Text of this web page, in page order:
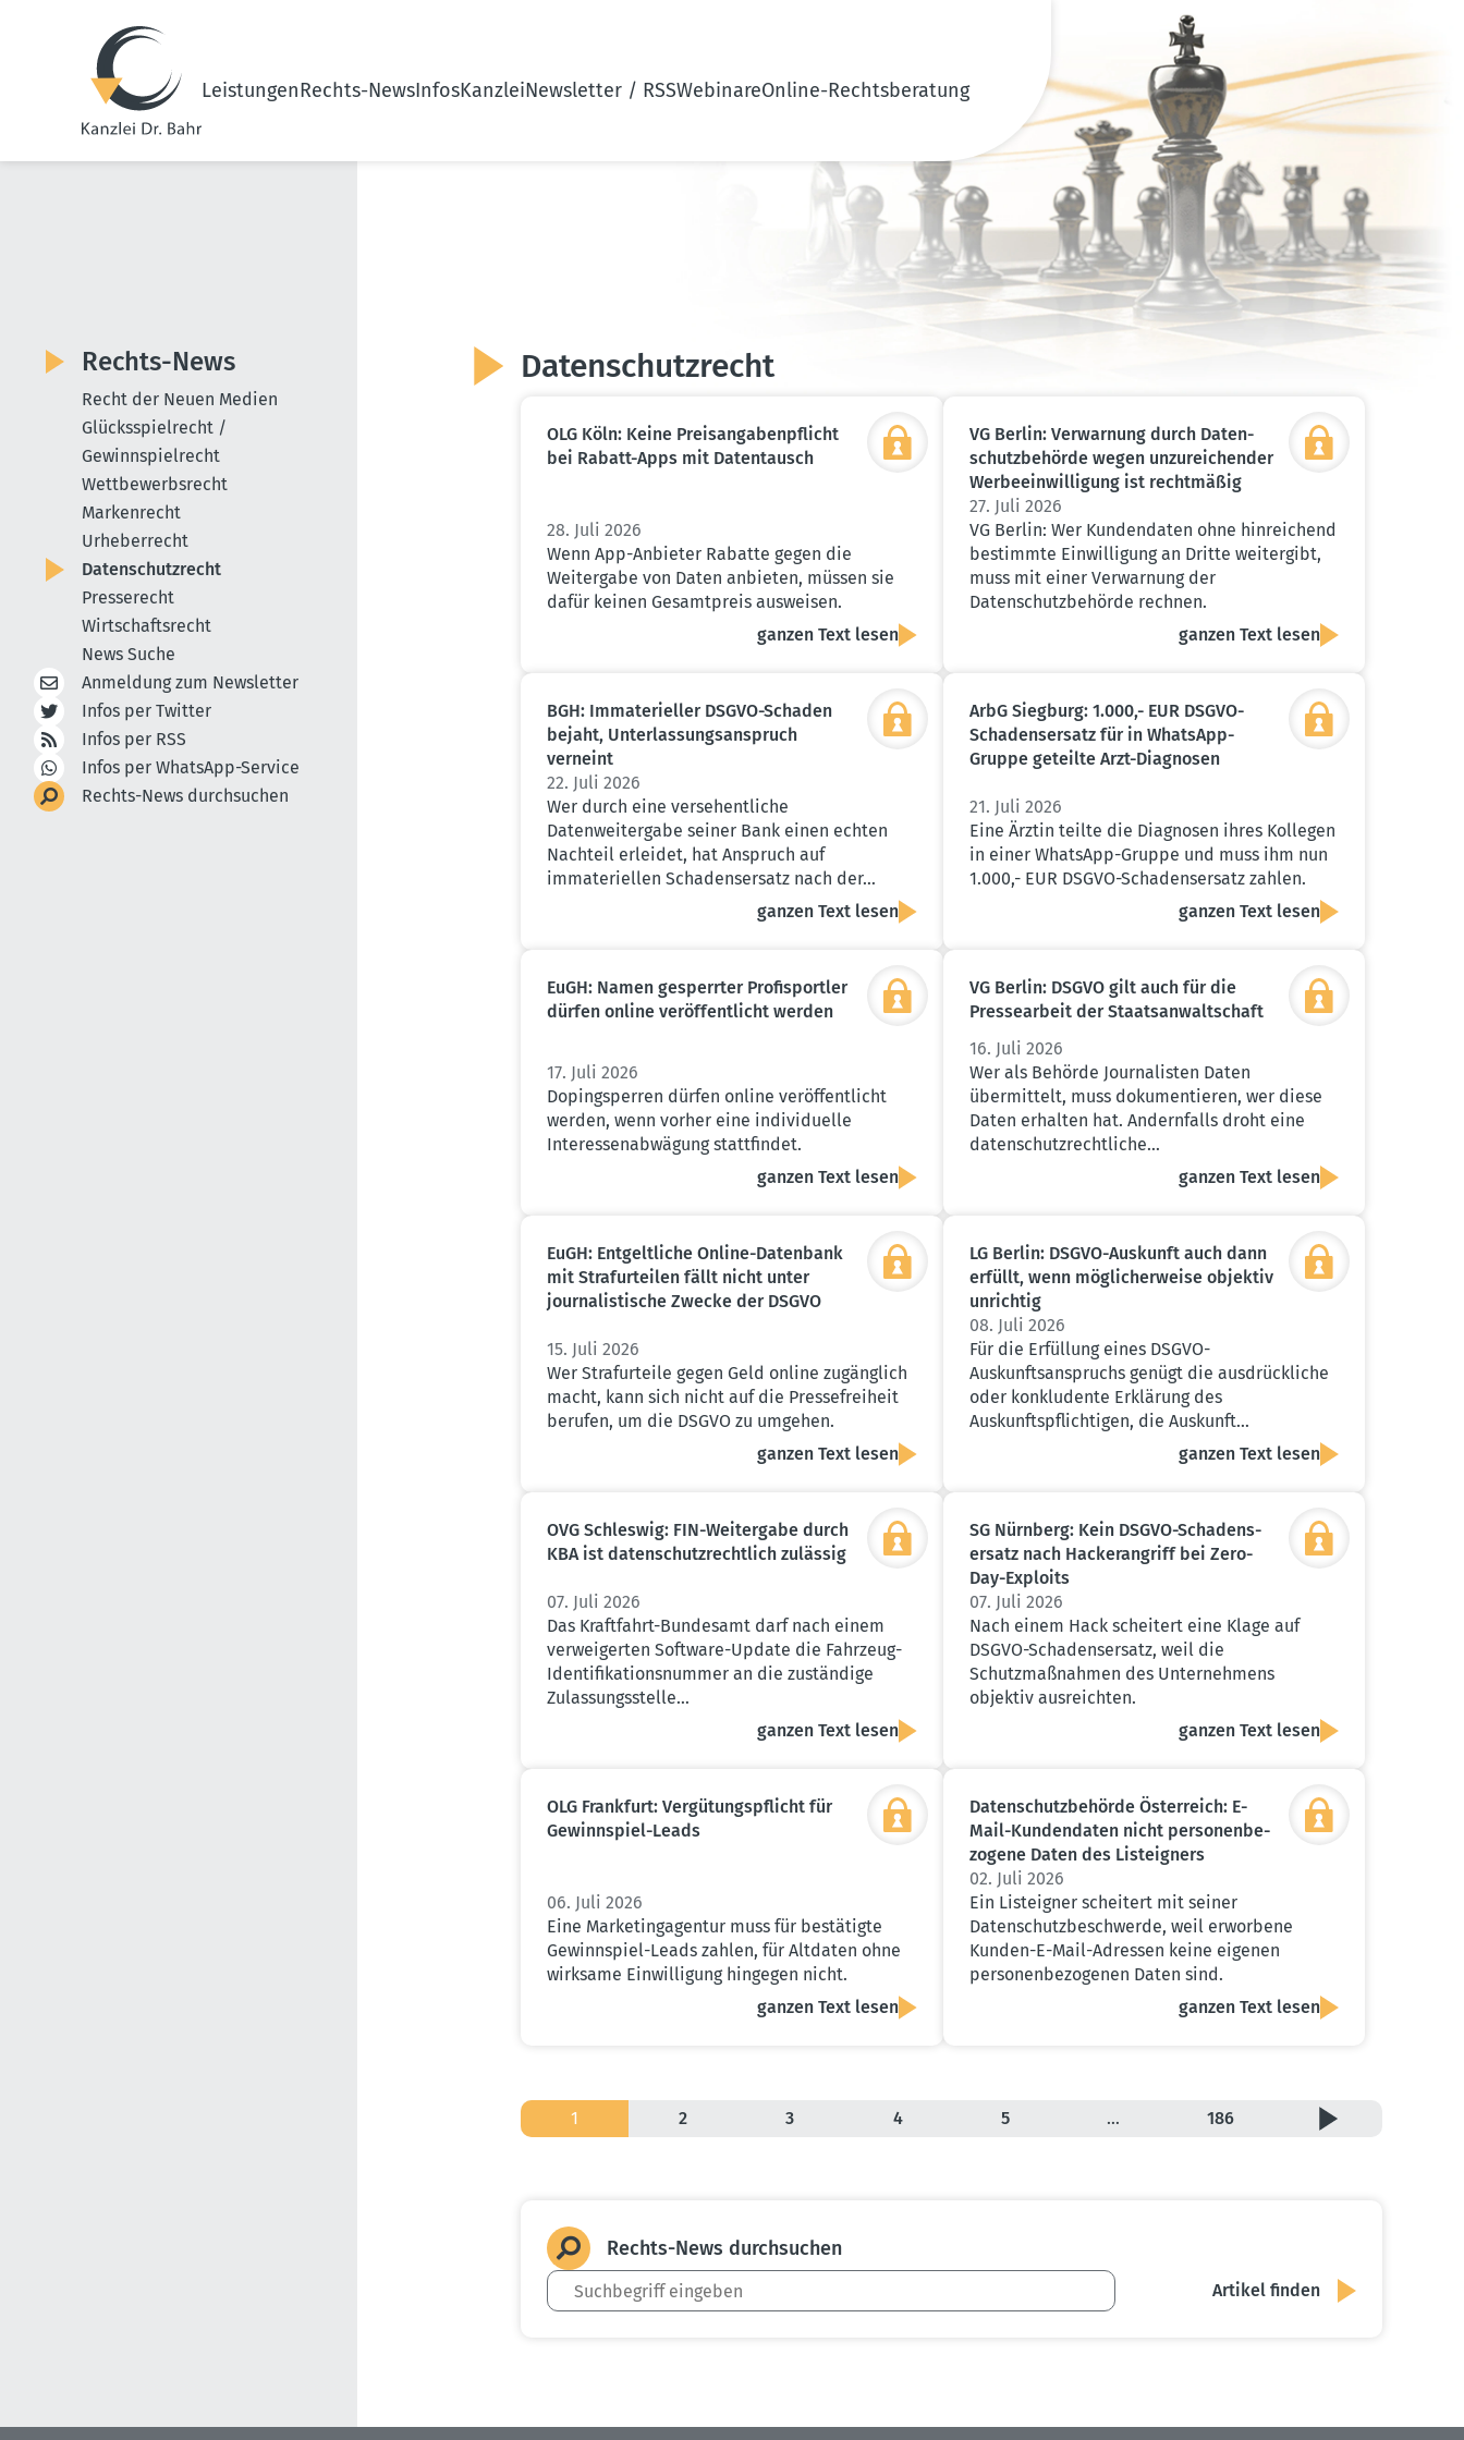
LeistungenRechts-NewsInfosKanzleiNewsletter / RSSWebinareOnline-Rechtsberatung
Daten­schutz­recht
OLG Köln: Keine Preis­an­ga­ben­pflicht
bei Rabatt-Apps mit Daten­tausch
28. Juli 2026
Wenn App-Anbieter Rabatte gegen die
Weitergabe von Daten anbieten, müssen sie
dafür keinen Gesamtpreis ausweisen.
ganzen Text lesen
VG Berlin: Verwarnung durch Daten­
schutz­be­hörde wegen unzurei­chender
Werbe­ein­wil­ligung ist recht­mäßig
27. Juli 2026
VG Berlin: Wer Kundendaten ohne hinreichend
bestimmte Einwilligung an Dritte weitergibt,
muss mit einer Verwarnung der
Datenschutzbehörde rechnen.
ganzen Text lesen
BGH: Immate­ri­eller DSGVO-Schaden
bejaht, Unter­las­sungs­an­spruch
verneint
22. Juli 2026
Wer durch eine versehentliche
Datenweitergabe seiner Bank einen echten
Nachteil erleidet, hat Anspruch auf
immateriellen Schadensersatz nach der…
ganzen Text lesen
ArbG Siegburg: 1.000,- EUR DSGVO-
Schadens­ersatz für in WhatsApp-
Gruppe geteilte Arzt-Diagnosen
21. Juli 2026
Eine Ärztin teilte die Diagnosen ihres Kollegen
in einer WhatsApp-Gruppe und muss ihm nun
1.000,- EUR DSGVO-Schadensersatz zahlen.
ganzen Text lesen
EuGH: Namen gesperrter Profi­sportler
dürfen online veröf­fent­licht werden
17. Juli 2026
Dopingsperren dürfen online veröffentlicht
werden, wenn vorher eine individuelle
Interessenabwägung stattfindet.
ganzen Text lesen
VG Berlin: DSGVO gilt auch für die
Presse­arbeit der Staats­an­walt­schaft
16. Juli 2026
Wer als Behörde Journalisten Daten
übermittelt, muss dokumentieren, wer diese
Daten erhalten hat. Andernfalls droht eine
datenschutzrechtliche…
ganzen Text lesen
EuGH: Entgelt­liche Online-Datenbank
mit Straf­ur­teilen fällt nicht unter
journa­lis­tische Zwecke der DSGVO
15. Juli 2026
Wer Strafurteile gegen Geld online zugänglich
macht, kann sich nicht auf die Pressefreiheit
berufen, um die DSGVO zu umgehen.
ganzen Text lesen
LG Berlin: DSGVO-Auskunft auch dann
erfüllt, wenn mögli­cher­weise objektiv
unrichtig
08. Juli 2026
Für die Erfüllung eines DSGVO-
Auskunftsanspruchs genügt die ausdrückliche
oder konkludente Erklärung des
Auskunftspflichtigen, die Auskunft…
ganzen Text lesen
OVG Schleswig: FIN-Weitergabe durch
KBA ist daten­schutz­rechtlich zulässig
07. Juli 2026
Das Kraftfahrt-Bundesamt darf nach einem
verweigerten Software-Update die Fahrzeug-
Identifikationsnummer an die zuständige
Zulassungsstelle…
ganzen Text lesen
SG Nürnberg: Kein DSGVO-Schadens­
ersatz nach Hacker­an­griff bei Zero-
Day-Exploits
07. Juli 2026
Nach einem Hack scheitert eine Klage auf
DSGVO-Schadensersatz, weil die
Schutzmaßnahmen des Unternehmens
objektiv ausreichten.
ganzen Text lesen
OLG Frankfurt: Vergü­tungs­pflicht für
Gewinn­spiel-Leads
06. Juli 2026
Eine Marketingagentur muss für bestätigte
Gewinnspiel-Leads zahlen, für Altdaten ohne
wirksame Einwilligung hingegen nicht.
ganzen Text lesen
Daten­schutz­be­hörde Öster­reich: E-
Mail-Kunden­daten nicht perso­nen­be­
zogene Daten des Listeigners
02. Juli 2026
Ein Listeigner scheitert mit seiner
Datenschutzbeschwerde, weil erworbene
Kunden-E-Mail-Adressen keine eigenen
personenbezogenen Daten sind.
ganzen Text lesen
1 2 3 4 5 … 186
Rechts-News durch­suchen
Rechts-News
Recht der Neuen Medien
Glücksspielrecht /
Gewinnspielrecht
Wettbewerbsrecht
Markenrecht
Urheberrecht
Datenschutzrecht
Presserecht
Wirtschaftsrecht
News Suche
Anmeldung zum Newsletter
Infos per Twitter
Infos per RSS
Infos per WhatsApp-Service
Rechts-News durchsuchen